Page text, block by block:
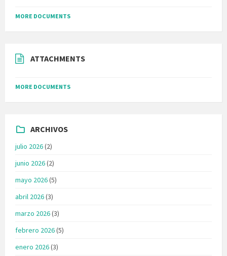
MORE DOCUMENTS
ATTACHMENTS
MORE DOCUMENTS
ARCHIVOS
julio 2026(2)
junio 2026(2)
mayo 2026(5)
abril 2026(3)
marzo 2026(3)
febrero 2026(5)
enero 2026(3)